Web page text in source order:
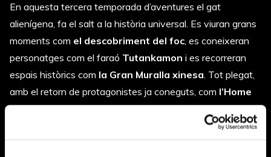
En aquesta tercera temporada d’aventures el gat
alienígena, fa el salt a la història universal. Es viuran grans
moments com el descobriment del foc, es coneixeran
personatges com el faraó Tutankamon i es recorreran
espais històrics com la Gran Muralla xinesa. Tot plegat,
amb el retorn de protagonistes ja coneguts, com l’Home
del Temps,els Garciaola Costu, i d’altres de nous que